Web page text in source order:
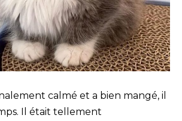
calmé et a bien mangé, il
Il était tellement